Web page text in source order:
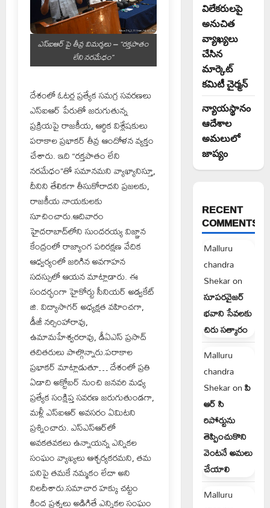
ఎస్ఐఆర్ పై తీవ్ర విమర్శలు – “రక్తపాతం
లేని నరమేధం”
దేశంలో ఓటర్ల ప్రత్యేక సమగ్ర సవరణలు
ఎస్‌ఐఆర్ పేరుతో జరుగుతున్న
ప్రక్రియపై రాజకీయ, ఆర్థిక విశ్లేషకులు
పరాకాల ప్రభాకర్ తీవ్ర ఆందోళన వ్యక్తం
చేశారు. ఇది “రక్తపాతం లేని
నరమేధం”తో సమానమని వ్యాఖ్యానిస్తూ,
దీనిని తేలికగా తీసుకోరాదని ప్రజలకు,
రాజకీయ నాయకులకు
సూచించారు.ఆదివారం
హైదరాబాద్‌లోని సుందరయ్య విజ్ఞాన
కేంద్రంలో రాజ్యాంగ పరిరక్షణ వేదిక
ఆధ్వర్యంలో జరిగిన అవగాహన
సదస్సులో ఆయన మాట్లాడారు. ఈ
సందర్భంగా హైకోర్టు సీనియర్ అడ్వకేట్
జి. విద్యాసాగర్ అధ్యక్షత వహించగా,
డీజీ నర్సింహారావు,
ఉమామహేశ్వరరావు, డీఏఎస్ ప్రసాద్
తదితరులు పాల్గొన్నారు.పరాకాల
ప్రభాకర్ మాట్లాడుతూ… దేశంలో ప్రతి
ఏడాది అక్టోబర్ నుంచి జనవరి మధ్య
ప్రత్యేక సంక్షిప్త సవరణ జరుగుతుండగా,
మళ్లీ ఎస్ఐఆర్ అవసరం ఏమిటని
ప్రశ్నించారు. ఎస్‌ఎస్‌ఆర్‌లో
అవకతవకలు ఉన్నాయన్న ఎన్నికల
సంఘం వ్యాఖ్యలు ఆశ్చర్యకరమని, తమ
పనిపై తమకే నమ్మకం లేదా అని
నిలదీశారు.సమాచార హక్కు చట్టం
కింద ప్రశ్నలు అడిగితే ఎన్నికల సంఘం
విలేకరులపై
అనుచిత
వ్యాఖ్యలు
చేసిన
మార్కెట్
కమిటీ చైర్మన్‌
న్యాయస్థానం
ఆదేశాల
అమలులో
జాప్యం
RECENT
COMMENTS
Malluru
chandra
Shekaron
సూపరవైజర్
భవాని సేవలకు
చిరు సత్కారం
Malluru
chandra
Shekaronపి
ఆర్ సి
రిపోర్టును
తెప్పించుకొని
వెంటనే అమలు
చేయాలి
Malluru